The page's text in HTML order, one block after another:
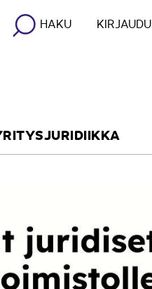
HAKU KIRJAUDU